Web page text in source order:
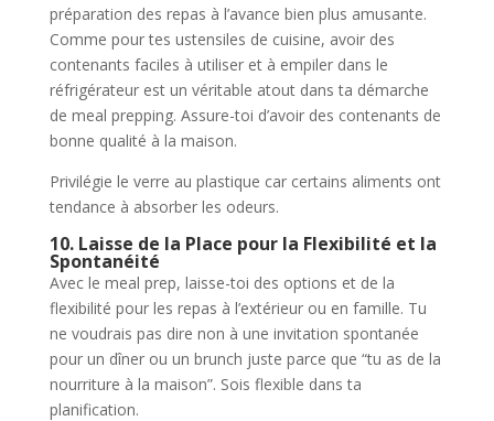
préparation des repas à l’avance bien plus amusante.
Comme pour tes ustensiles de cuisine, avoir des
contenants faciles à utiliser et à empiler dans le
réfrigérateur est un véritable atout dans ta démarche
de meal prepping. Assure-toi d’avoir des contenants de
bonne qualité à la maison.
Privilégie le verre au plastique car certains aliments ont
tendance à absorber les odeurs.
10. Laisse de la Place pour la Flexibilité et la
Spontanéité
Avec le meal prep, laisse-toi des options et de la
flexibilité pour les repas à l’extérieur ou en famille. Tu
ne voudrais pas dire non à une invitation spontanée
pour un dîner ou un brunch juste parce que “tu as de la
nourriture à la maison”. Sois flexible dans ta
planification.